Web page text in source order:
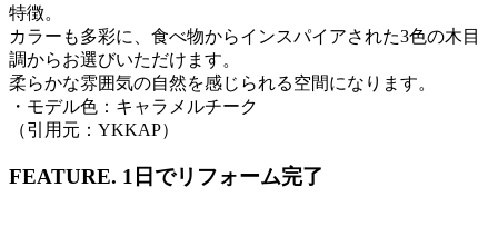
特徴。
カラーも多彩に、食べ物からインスパイアされた3色の木目
調からお選びいただけます。
柔らかな雰囲気の自然を感じられる空間になります。
・モデル色：キャラメルチーク
（引用元：YKKAP）
FEATURE. 1日でリフォーム完了